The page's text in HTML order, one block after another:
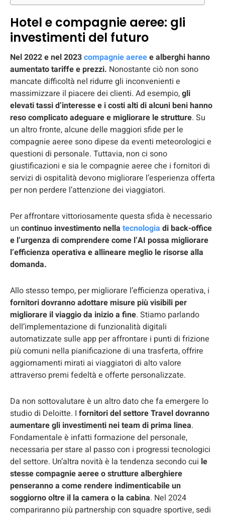
Hotel e compagnie aeree: gli
investimenti del futuro
Nel 2022 e nel 2023compagnie aereee alberghi hanno
aumentato tariffe e prezzi. Nonostante ciò non sono
mancate difficoltà nel ridurre gli inconvenienti e
massimizzare il piacere dei clienti. Ad esempio,gli
elevati tassi d’interesse e i costi alti di alcuni beni hanno
reso complicato adeguare e migliorare le strutture. Su
un altro fronte, alcune delle maggiori sfide per le
compagnie aeree sono dipese da eventi meteorologici e
questioni di personale. Tuttavia, non ci sono
giustificazioni e sia le compagnie aeree che i fornitori di
servizi di ospitalità devono migliorare l’esperienza offerta
per non perdere l’attenzione dei viaggiatori.
Per affrontare vittoriosamente questa sfida è necessario
un continuo investimento nella tecnologia di back-office
e l’urgenza di comprendere come l’AI possa migliorare
l’efficienza operativa e allineare meglio le risorse alla
domanda.
Allo stesso tempo, per migliorare l’efficienza operativa, i
fornitori dovranno adottare misure più visibili per
migliorare il viaggio da inizio a fine. Stiamo parlando
dell’implementazione di funzionalità digitali
automatizzate sulle app per affrontare i punti di frizione
più comuni nella pianificazione di una trasferta, offrire
aggiornamenti mirati ai viaggiatori di alto valore
attraverso premi fedeltà e offerte personalizzate.
Da non sottovalutare è un altro dato che fa emergere lo
studio di Deloitte. I fornitori del settore Travel dovranno
aumentare gli investimenti nei team di prima linea.
Fondamentale è infatti formazione del personale,
necessaria per stare al passo con i progressi tecnologici
del settore. Un’altra novità è la tendenza secondo cui le
stesse compagnie aeree o strutture alberghiere
penseranno a come rendere indimenticabile un
soggiorno oltre il la camera o la cabina. Nel 2024
compariranno più partnership con squadre sportive, sedi